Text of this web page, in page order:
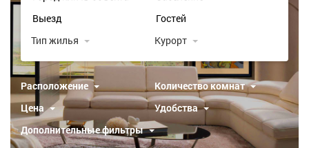
Тип жилья Курорт
Расположение
Количество комнат
Цена
Удобства
Дополнительные фильтры